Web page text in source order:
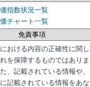
指数状況一覧
チャート一覧
免責事項
おける内容の正確性に関し
を保障するものではありま
、記載されている情報や、
記載されている情報をあな